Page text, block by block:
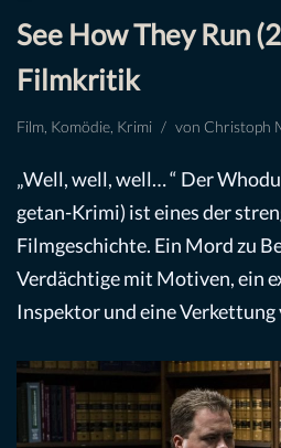
See How They Run
Filmkritik
Film Komödie Krimi von Christoph
„Well, well, well… “ Der
getan-Krimi) ist eines der
Filmgeschichte. Ein Mord zu
Verdächtige mit Motiven, ein
Inspektor und eine